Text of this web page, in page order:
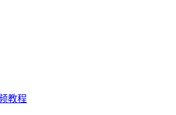
教程